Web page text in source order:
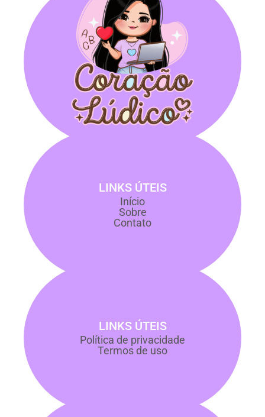
LINKS ÚTEIS
Início
Sobre
Contato
LINKS ÚTEIS
Política de privacidade
Termos de uso